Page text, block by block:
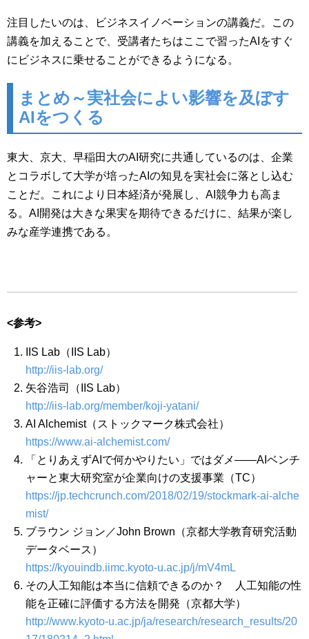
注目したいのは、ビジネスイノベーションの講義だ。この
講義を加えることで、受講者たちはここで習ったAIをすぐ
にビジネスに乗せることができるようになる。
まとめ～実社会によい影響を及ぼす
AIをつくる
東大、京大、早稲田大のAI研究に共通しているのは、企業
とコラボして大学が培ったAIの知見を実社会に落とし込む
ことだ。これにより日本経済が発展し、AI競争力も高ま
る。AI開発は大きな果実を期待できるだけに、結果が楽し
みな産学連携である。
<参考>
IIS Lab（IIS Lab）
http://iis-lab.org/
矢谷浩司（IIS Lab）
http://iis-lab.org/member/koji-yatani/
AI Alchemist（ストックマーク株式会社）
https://www.ai-alchemist.com/
「とりあえずAIで何かやりたい」ではダメ――AIベンチ
ャーと東大研究室が企業向けの支援事業（TC）
https://jp.techcrunch.com/2018/02/19/stockmark-ai-alche
mist/
ブラウン ジョン／John Brown（京都大学教育研究活動
データベース）
https://kyouindb.iimc.kyoto-u.ac.jp/j/mV4mL
その人工知能は本当に信頼できるのか？ 人工知能の性
能を正確に評価する方法を開発（京都大学）
http://www.kyoto-u.ac.jp/ja/research/research_results/20